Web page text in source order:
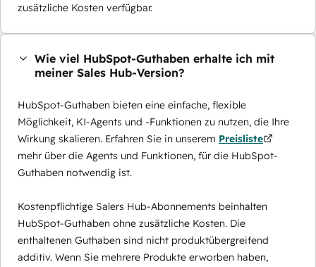
zusätzliche Kosten verfügbar.
Wie viel HubSpot-Guthaben erhalte ich mit
meiner Sales Hub-Version?
HubSpot-Guthaben bieten eine einfache, flexible
Möglichkeit, KI-Agents und -Funktionen zu nutzen, die Ihre
Wirkung skalieren. Erfahren Sie in unserem Preisliste
mehr über die Agents und Funktionen, für die HubSpot-
Guthaben notwendig ist.
Kostenpflichtige Salers Hub-Abonnements beinhalten
HubSpot-Guthaben ohne zusätzliche Kosten. Die
enthaltenen Guthaben sind nicht produktübergreifend
additiv. Wenn Sie mehrere Produkte erworben haben,